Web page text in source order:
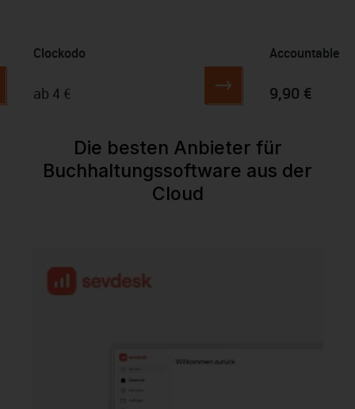
Clockodo
ab 4 €
Accountable
9,90 €
Die besten Anbieter für
Buchhaltungssoftware aus der
Cloud